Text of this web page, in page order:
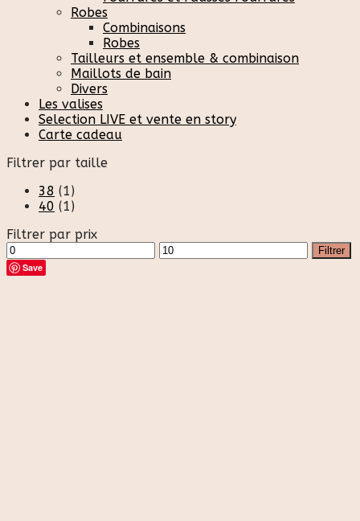
Robes
Combinaisons
Robes
Tailleurs et ensemble & combinaison
Maillots de bain
Divers
Les valises
Selection LIVE et vente en story
Carte cadeau
Filtrer par taille
38 (1)
40 (1)
Filtrer par prix
Prix
min
Prix
max
Filtrer
Save